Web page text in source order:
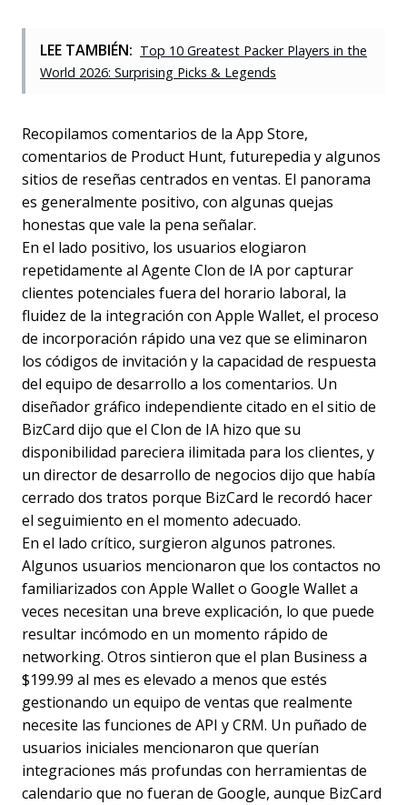
LEE TAMBIÉN: Top 10 Greatest Packer Players in the
World 2026: Surprising Picks & Legends
Recopilamos comentarios de la App Store,
comentarios de Product Hunt, futurepedia y algunos
sitios de reseñas centrados en ventas. El panorama
es generalmente positivo, con algunas quejas
honestas que vale la pena señalar.
En el lado positivo, los usuarios elogiaron
repetidamente al Agente Clon de IA por capturar
clientes potenciales fuera del horario laboral, la
fluidez de la integración con Apple Wallet, el proceso
de incorporación rápido una vez que se eliminaron
los códigos de invitación y la capacidad de respuesta
del equipo de desarrollo a los comentarios. Un
diseñador gráfico independiente citado en el sitio de
BizCard dijo que el Clon de IA hizo que su
disponibilidad pareciera ilimitada para los clientes, y
un director de desarrollo de negocios dijo que había
cerrado dos tratos porque BizCard le recordó hacer
el seguimiento en el momento adecuado.
En el lado crítico, surgieron algunos patrones.
Algunos usuarios mencionaron que los contactos no
familiarizados con Apple Wallet o Google Wallet a
veces necesitan una breve explicación, lo que puede
resultar incómodo en un momento rápido de
networking. Otros sintieron que el plan Business a
$199.99 al mes es elevado a menos que estés
gestionando un equipo de ventas que realmente
necesite las funciones de API y CRM. Un puñado de
usuarios iniciales mencionaron que querían
integraciones más profundas con herramientas de
calendario que no fueran de Google, aunque BizCard